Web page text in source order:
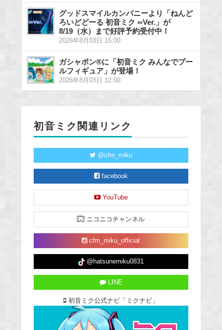
グッドスマイルカンパニーより「ねんど
ろいどどーる 初音ミク ∞Ver.」が
8/19（水）まで好評予約受付中！
2026年8月03日 15:00
ガシャポン®に「初音ミク みんなでプー
ルフィギュア」が登場！
2026年8月03日 12:00
初音ミク関連リンク
@cfm_miku
facebook
YouTube
ニコニコチャンネル
cfm_miku_official
@hatsunemiku0831
LINE
初音ミク公式ナビ「ミクナビ」